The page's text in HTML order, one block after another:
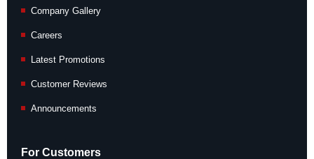
Company Gallery
Careers
Latest Promotions
Customer Reviews
Announcements
For Customers